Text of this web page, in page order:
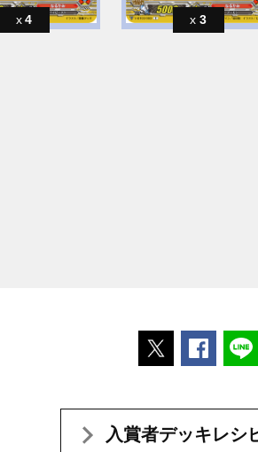
4 3
ポストする
入賞者デッキレシ